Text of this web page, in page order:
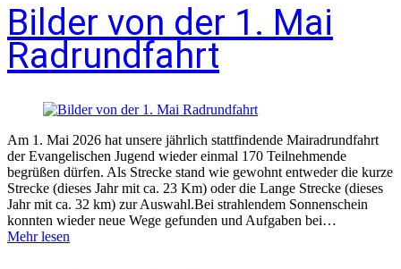
Bilder von der 1. Mai
Radrundfahrt
Am 1. Mai 2026 hat unsere jährlich stattfindende Mairadrundfahrt
der Evangelischen Jugend wieder einmal 170 Teilnehmende
begrüßen dürfen. Als Strecke stand wie gewohnt entweder die kurze
Strecke (dieses Jahr mit ca. 23 Km) oder die Lange Strecke (dieses
Jahr mit ca. 32 km) zur Auswahl.Bei strahlendem Sonnenschein
konnten wieder neue Wege gefunden und Aufgaben bei…
Mehr lesen